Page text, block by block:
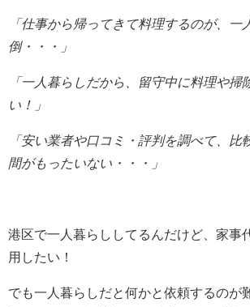
「仕事から帰ってきて料理するのが、一
倒・・・」
「一人暮らしだから、留守中に料理や掃
い！」
「安い業者や口コミ・評判を調べて、比
間がもったいない・・・」
港区で一人暮らししてるんだけど、家事
用したい！
でも一人暮らしだと何かと依頼するのが